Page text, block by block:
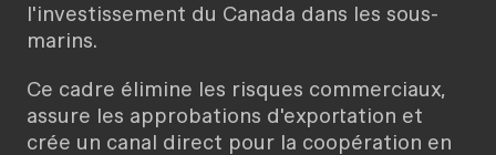
l'investissement du Canada dans les sous-
marins.
Ce cadre élimine les risques commerciaux,
assure les approbations d'exportation et
crée un canal direct pour la coopération en